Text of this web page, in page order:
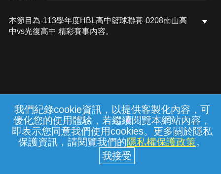
我們紀錄cookie資訊，以提供客製化內容，可
優化您的使用體驗，若繼續閱覽本網站內容，
即表示您同意我們使用cookies。更多關於隱私
保護資訊，請閱覽我們的隱私權保護政策。
本節目為-113學年度HBL高中籃球聯賽-0208南山高
中vs光復高中 精彩賽事內容。
常見問題 線上客服 服務條款 隱私權保護
中華電信股份有限公司個人家庭分公司
(統一編號：96979949) © 2026
{{notifyMsg}}